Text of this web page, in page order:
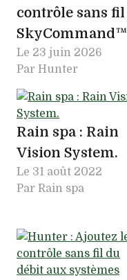
contrôle sans fil
SkyCommand™
Le 23 juin 2026
Par Hunter
Rain spa : Rain
Vision System.
Le 31 août 2022
Par Rain spa